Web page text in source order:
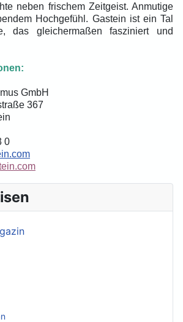
neben frischem Zeitgeist. Anmutige
Hochgefühl. Gastein ist ein Tal
das gleichermaßen fasziniert und
GmbH
367
0